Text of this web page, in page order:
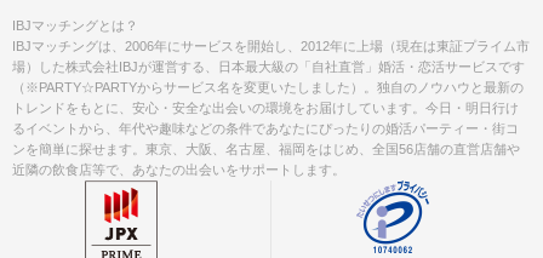
IBJマッチングとは？
IBJマッチングは、2006年にサービスを開始し、2012年に上場（現在は東証プライム市
場）した株式会社IBJが運営する、日本最大級の「自社直営」婚活・恋活サービスです
（※PARTY☆PARTYからサービス名を変更いたしました）。独自のノウハウと最新の
トレンドをもとに、安心・安全な出会いの環境をお届けしています。今日・明日行け
るイベントから、年代や趣味などの条件であなたにぴったりの婚活パーティー・街コ
ンを簡単に探せます。東京、大阪、名古屋、福岡をはじめ、全国56店舗の直営店舗や
近隣の飲食店等で、あなたの出会いをサポートします。